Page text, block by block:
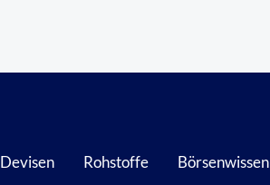
Devisen Rohstoffe Börsenwissen